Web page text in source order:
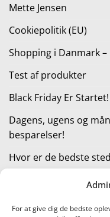
For at give dig de bedste
Mette Jensen
Cookiepolitik (EU)
Shopping i Danmark
Test af produkter
Black Friday Er Startet!
Dagens, ugens og
besparelser!
Hvor er de bedste